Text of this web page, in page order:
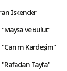
İskender
"Maysa ve Bulut"
"Canım Kardeşim"
"Rafadan Tayfa"